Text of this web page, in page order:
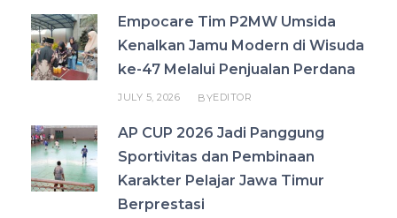
Empocare Tim P2MW Umsida
Kenalkan Jamu Modern di Wisuda
ke-47 Melalui Penjualan Perdana
JULY 5, 2026 BYEDITOR
AP CUP 2026 Jadi Panggung
Sportivitas dan Pembinaan
Karakter Pelajar Jawa Timur
Berprestasi